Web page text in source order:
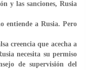
y las sanciones, Rusia
entiende a Rusia. Pero
creencia que acecha a
necesita su permiso
de supervisión del